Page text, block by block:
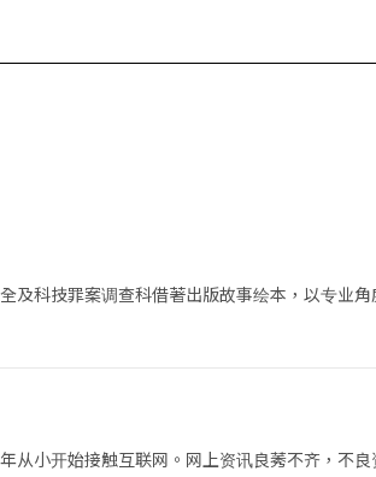
及科技罪案调查科借著出版故事绘本，以专业
从小开始接触互联网。网上资讯良莠不齐，不